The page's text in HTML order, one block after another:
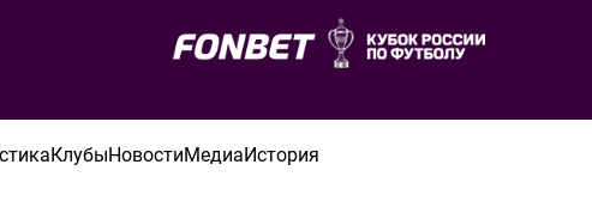
КлубыНовостиМедиаИстория